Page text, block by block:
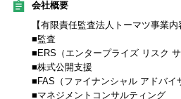
会社概要
【有限責任監査法人トーマツ事業内
■監査
■ERS（エンタープライズ リスク サ
■株式公開支援
■FAS（ファイナンシャル アドバイ
■マネジメントコンサルティング